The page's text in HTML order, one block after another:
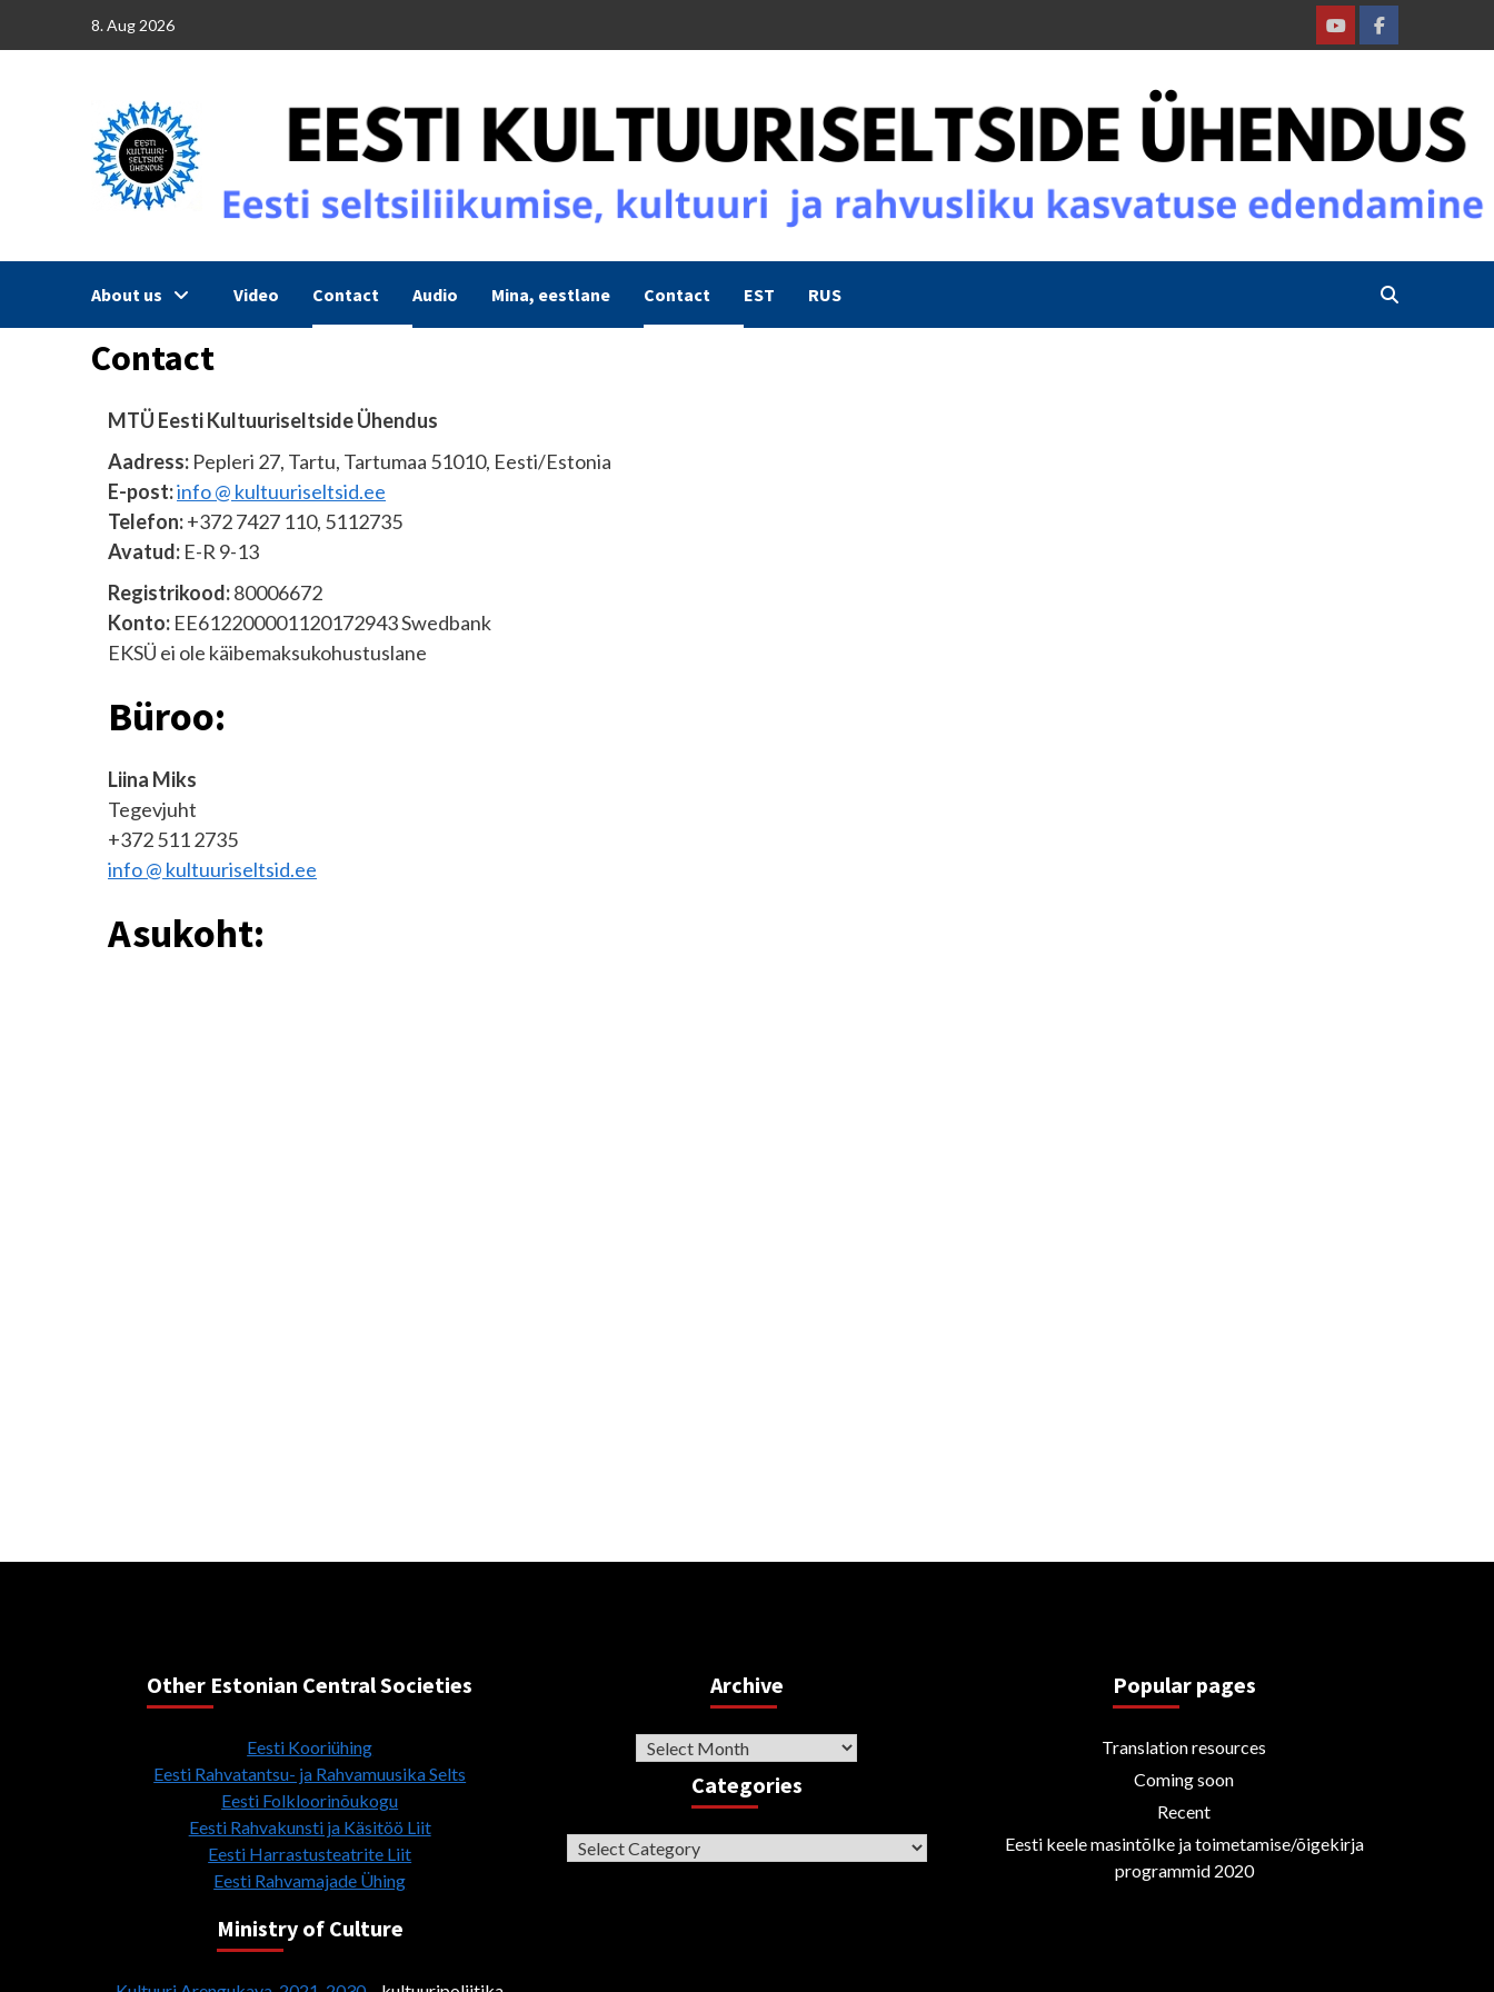
8. Aug 2026
YoutubeFacebook
About us Video Contact Audio Mina, eestlane Contact EST RUS
Contact
MTÜ Eesti Kultuuriseltside Ühendus
Aadress: Pepleri 27, Tartu, Tartumaa 51010, Eesti/Estonia
E-post:info @ kultuuriseltsid.ee
Telefon:+372 7427 110, 5112735
Avatud: E-R 9-13
Registrikood:80006672
Konto: EE612200001120172943 Swedbank
EKSÜ ei ole käibemaksukohustuslane
Büroo:
Liina Miks
Tegevjuht
+372 511 2735
info @ kultuuriseltsid.ee
Asukoht:
Other Estonian Central Societies
Eesti Kooriühing
Eesti Rahvatantsu- ja Rahvamuusika Selts
Eesti Folkloorinõukogu
Eesti Rahvakunsti ja Käsitöö Liit
Eesti Harrastusteatrite Liit
Eesti Rahvamajade Ühing
Ministry of Culture
Archive
Archive
Categories
Categories
Popular pages
Translation resources
Coming soon
Recent
Eesti keele masintõlke ja toimetamise/õigekirja
programmid 2020